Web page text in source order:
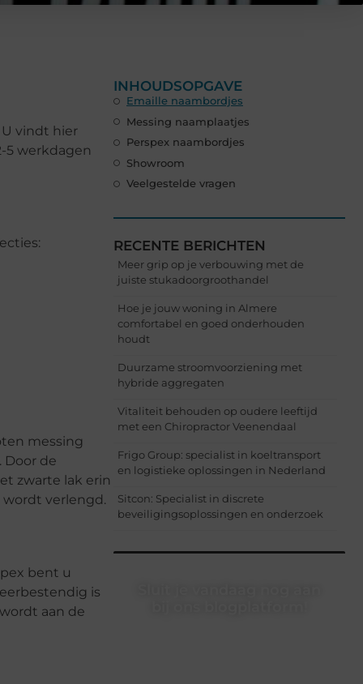
vindt hier
5 werkdagen
messing
de
zwarte lak erin
verlengd.
bent u
is
aan de
INHOUDSOPGAVE
Emaille naambordjes
Messing naamplaatjes
Perspex naambordjes
Showroom
Veelgestelde vragen
RECENTE BERICHTEN
Meer grip op je verbouwing met de
juiste stukadoorgroothandel
Hoe je jouw woning in Almere
comfortabel en goed onderhouden
houdt
Duurzame stroomvoorziening met
hybride aggregaten
Vitaliteit behouden op oudere leeftijd
met een Chiropractor Veenendaal
Frigo Group: specialist in koeltransport
en logistieke oplossingen in Nederland
Sitcon: Specialist in discrete
beveiligingsoplossingen en onderzoek